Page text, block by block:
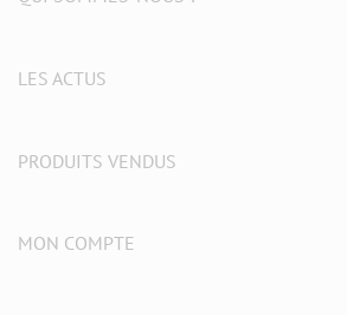
LES ACTUS
PRODUITS VENDUS
MON COMPTE